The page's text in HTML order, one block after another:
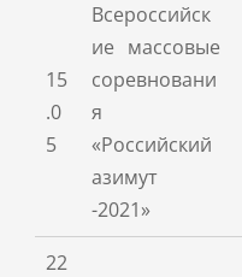
15
.0
5
Всероссийск
ие массовые
соревновани
я
«Российский
азимут
-2021»
22